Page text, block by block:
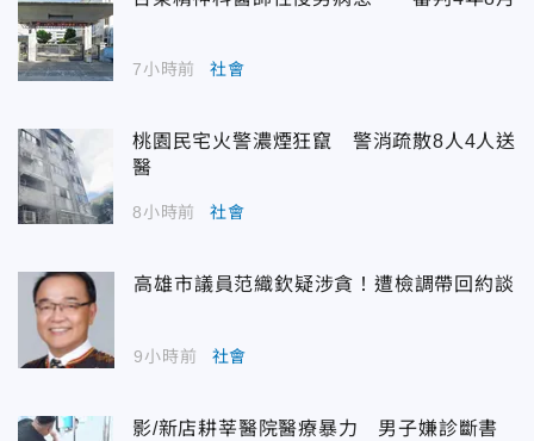
7小時前 社會
桃園民宅火警濃煙狂竄 警消疏散8人4人送
醫
8小時前 社會
高雄市議員范織欽疑涉貪！遭檢調帶回約談
9小時前 社會
影/新店耕莘醫院醫療暴力 男子嫌診斷書